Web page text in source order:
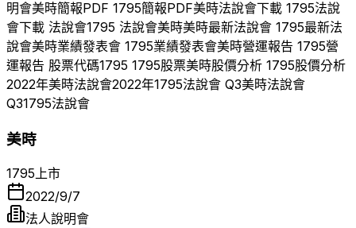
明會美時簡報PDF 1795簡報PDF美時法說會下載 1795法說
會下載 法說會1795 法說會美時美時最新法說會 1795最新法
說會美時業績發表會 1795業績發表會美時營運報告 1795營
運報告 股票代碼1795 1795股票美時股價分析 1795股價分析
2022年美時法說會2022年1795法說會 Q3美時法說會
Q31795法說會
美時
1795上市
2022/9/7
法人說明會